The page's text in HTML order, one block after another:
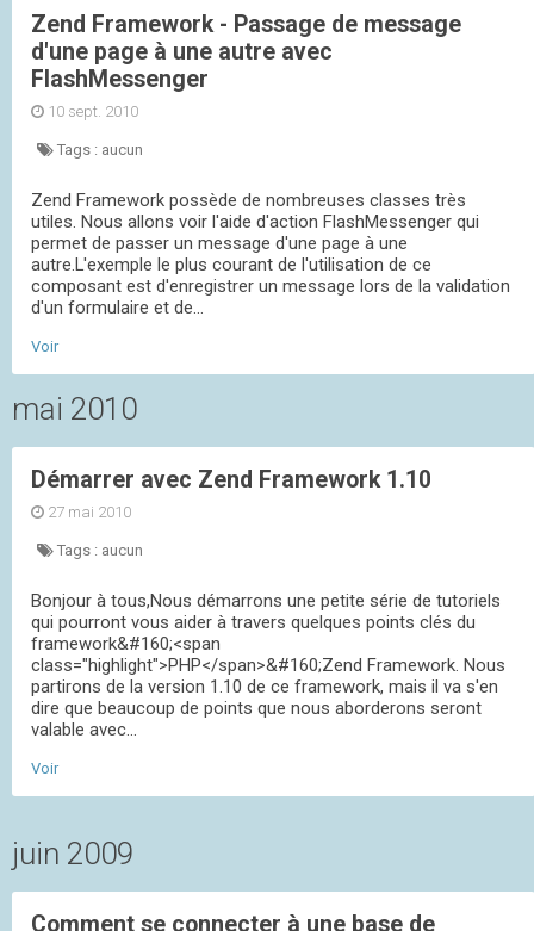
Zend Framework - Passage de message
d'une page à une autre avec
FlashMessenger
10 sept. 2010
Tags : aucun
Zend Framework possède de nombreuses classes très
utiles. Nous allons voir l'aide d'action FlashMessenger qui
permet de passer un message d'une page à une
autre.L'exemple le plus courant de l'utilisation de ce
composant est d'enregistrer un message lors de la validation
d'un formulaire et de...
Voir
mai 2010
Démarrer avec Zend Framework 1.10
27 mai 2010
Tags : aucun
Bonjour à tous,Nous démarrons une petite série de tutoriels
qui pourront vous aider à travers quelques points clés du
framework&#160;<span
class="highlight">PHP</span>&#160;Zend Framework. Nous
partirons de la version 1.10 de ce framework, mais il va s'en
dire que beaucoup de points que nous aborderons seront
valable avec...
Voir
juin 2009
Comment se connecter à une base de